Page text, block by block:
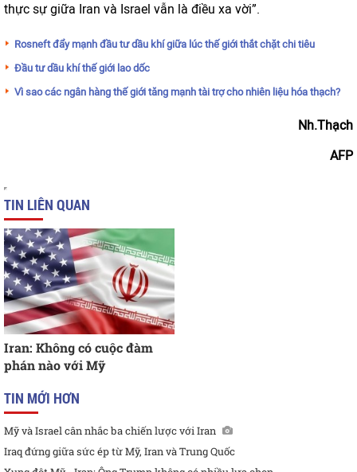
thực sự giữa Iran và Israel vẫn là điều xa vời”.
Rosneft đẩy mạnh đầu tư dầu khí giữa lúc thế giới thắt chặt chi tiêu
Đầu tư dầu khí thế giới lao dốc
Vì sao các ngân hàng thế giới tăng mạnh tài trợ cho nhiên liệu hóa thạch?
Nh.Thạch
AFP
TIN LIÊN QUAN
Iran: Không có cuộc đàm
phán nào với Mỹ
TIN MỚI HƠN
Mỹ và Israel cân nhắc ba chiến lược với Iran
Iraq đứng giữa sức ép từ Mỹ, Iran và Trung Quốc